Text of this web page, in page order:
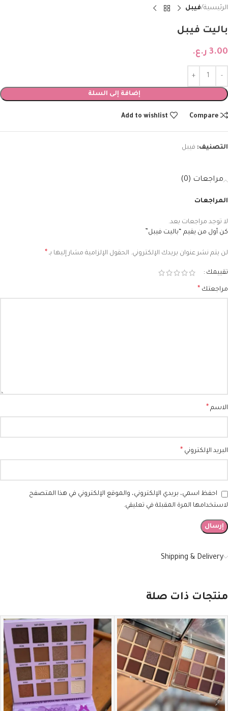
الرئيسية فيبل
باليت فيبل
3.00 ر.ع.
إضافة إلى السلة
Compare
Add to wishlist
التصنيف: فيبل
مراجعات (0)
المراجعات
لا توجد مراجعات بعد.
كن أول من يقيم “باليت فيبل”
لن يتم نشر عنوان بريدك الإلكتروني. الحقول الإلزامية مشار إليها بـ *
تقييمك
مراجعتك *
الاسم *
البريد الإلكتروني *
احفظ اسمي، بريدي الإلكتروني، والموقع الإلكتروني في هذا المتصفح
لاستخدامها المرة المقبلة في تعليقي.
Shipping & Delivery
منتجات ذات صلة